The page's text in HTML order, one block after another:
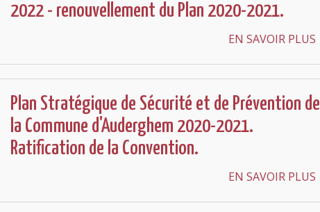
2022 - renouvellement du Plan 2020-2021.
EN SAVOIR PLUS
Plan Stratégique de Sécurité et de Prévention de
la Commune d'Auderghem 2020-2021.
Ratification de la Convention.
EN SAVOIR PLUS